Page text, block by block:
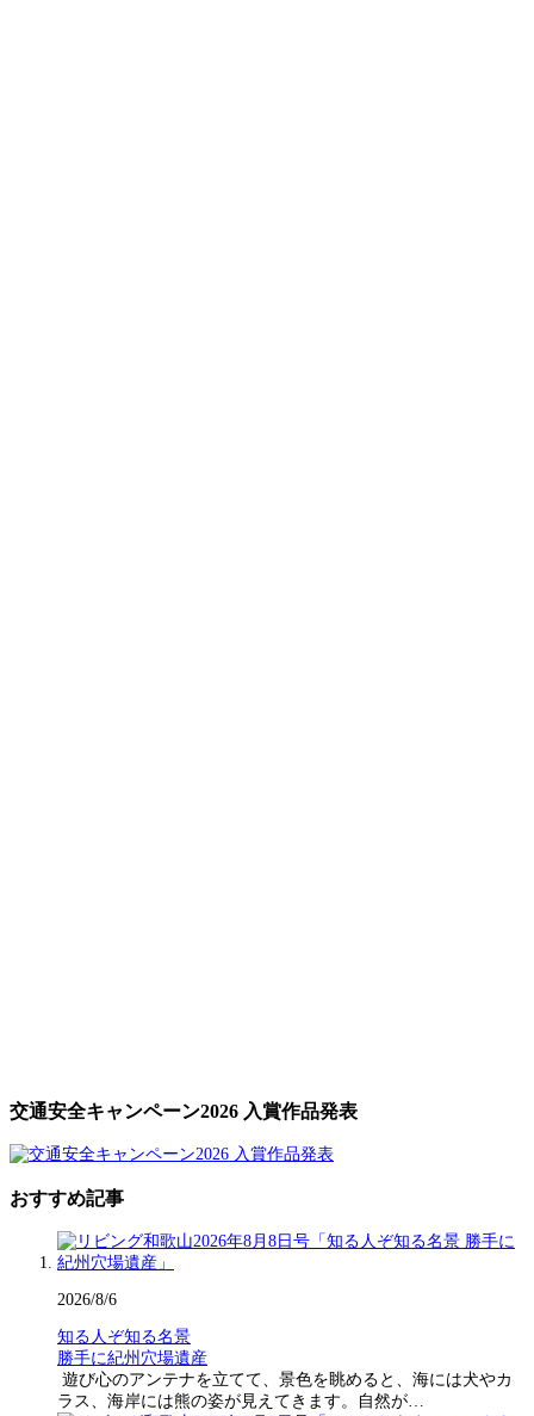
交通安全キャンペーン2026 入賞作品発表
おすすめ記事
2026/8/6
知る人ぞ知る名景
勝手に紀州穴場遺産
遊び心のアンテナを立てて、景色を眺めると、海には犬やカ
ラス、海岸には熊の姿が見えてきます。自然が…